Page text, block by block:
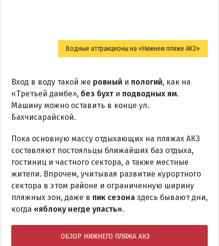
Водные аттракционы на «Нижнем пляже АКЗ»
Вход в воду такой же ровный и пологий, как на
«Третьей дамбе», без бухт и подводных ям.
Машину можно оставить в конце ул.
Бахчисарайской.
Пока основную массу отдыхающих на пляжах АКЗ
составляют постояльцы ближайших баз отдыха,
гостиниц и частного сектора, а также местные
жители. Впрочем, учитывая развитие курортного
сектора в этом районе и ограниченную ширину
пляжных зон, даже в пик сезона здесь бывают дни,
когда «яблоку негде упасть».
ОБЗОР НИЖНЕГО ПЛЯЖА АКЗ